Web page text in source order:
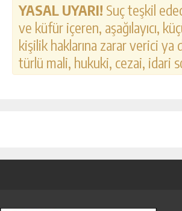
YASAL UYARI! Suç teşkil
ve küfür içeren, aşağılayıcı,
kişilik haklarına zarar verici
türlü mali, hukuki, cezai, idari